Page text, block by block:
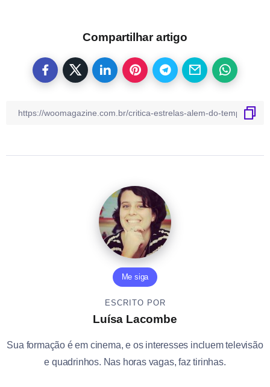
Compartilhar artigo
Me siga
ESCRITO POR
Luísa Lacombe
Sua formação é em cinema, e os interesses incluem televisão
e quadrinhos. Nas horas vagas, faz tirinhas.